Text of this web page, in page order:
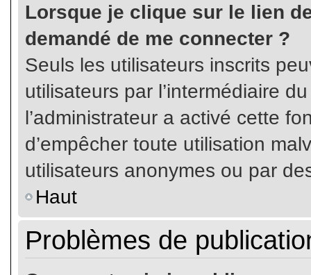
Lorsque je clique sur le lien
demandé de me connecter ?
Seuls les utilisateurs inscrits
utilisateurs par l’intermédiaire
l’administrateur a activé cette
d’empêcher toute utilisation
utilisateurs anonymes ou par
Haut
Problèmes de